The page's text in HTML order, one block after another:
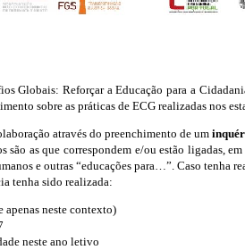
Globais: Reforçar a Educação para a
sobre as práticas de ECG realizadas nos
através do preenchimento de um
são as que correspondem e/ou estão ligadas,
e outras “educações para…”. Caso tenha
tenha sido realizada:
apenas neste contexto)
neste ano letivo